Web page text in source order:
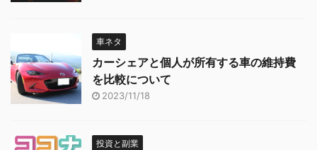
車ネタ
カーシェアと個人が所有する車の維持費
を比較について
2023/11/18
投資と副業